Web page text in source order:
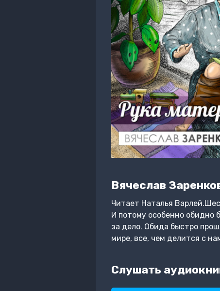
Вячеслав
Читает Наталья
И потому особенно обидно
за дело. Обида быстро
мире, все, чем делится с
Слушать